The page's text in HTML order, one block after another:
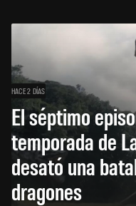
HACE 2 DÍAS
El séptimo
temporada de
desató una
dragones